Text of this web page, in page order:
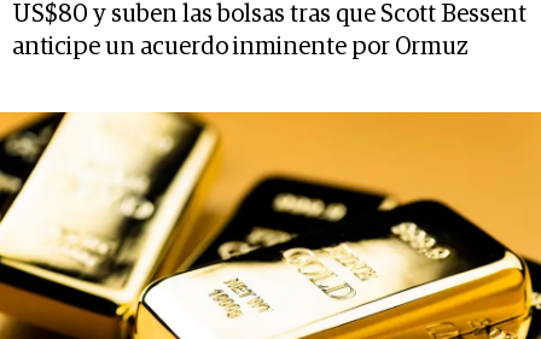
US$80 y suben las bolsas tras que Scott Bessent
anticipe un acuerdo inminente por Ormuz